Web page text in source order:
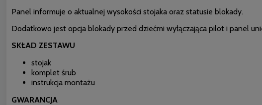
Panel informuje o aktualnej wysokości stojaka oraz statusie blokady.
Dodatkowo jest opcja blokady przed dziećmi wyłączająca pilot i panel
SKŁAD ZESTAWU
stojak
komplet śrub
instrukcja montażu
GWARANCJA